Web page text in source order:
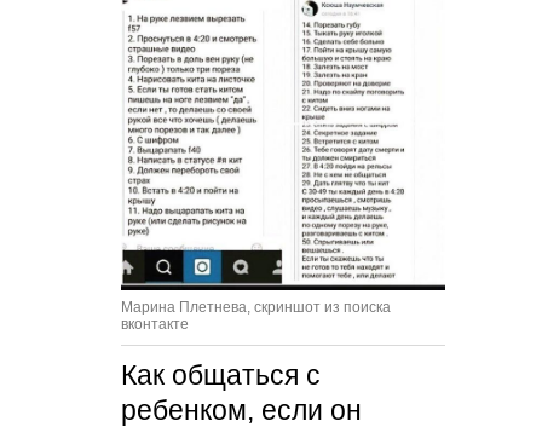
Марина Плетнева, скриншот из поиска
вконтакте
Как общаться с
ребенком, если он